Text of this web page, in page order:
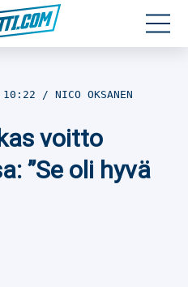
NICO OKSANEN
voitto
”Se oli hyvä